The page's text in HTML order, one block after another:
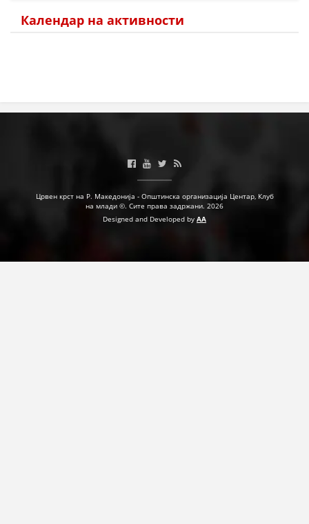
Календар на активности
Црвен крст на Р. Македонија - Општинска организација Центар, Клуб
на млади ©. Сите права задржани. 2026
Designed and Developed by AA